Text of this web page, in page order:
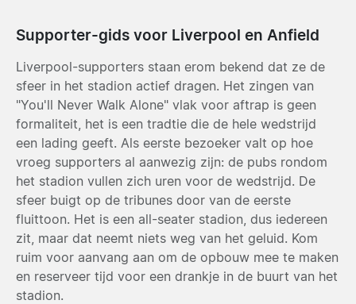
Supporter-gids voor Liverpool en Anfield
Liverpool-supporters staan erom bekend dat ze de
sfeer in het stadion actief dragen. Het zingen van
"You'll Never Walk Alone" vlak voor aftrap is geen
formaliteit, het is een tradtie die de hele wedstrijd
een lading geeft. Als eerste bezoeker valt op hoe
vroeg supporters al aanwezig zijn: de pubs rondom
het stadion vullen zich uren voor de wedstrijd. De
sfeer buigt op de tribunes door van de eerste
fluittoon. Het is een all-seater stadion, dus iedereen
zit, maar dat neemt niets weg van het geluid. Kom
ruim voor aanvang aan om de opbouw mee te maken
en reserveer tijd voor een drankje in de buurt van het
stadion.